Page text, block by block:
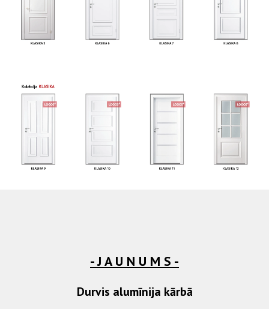
- J A U N U M S -
Durvis alumīnija kārbā